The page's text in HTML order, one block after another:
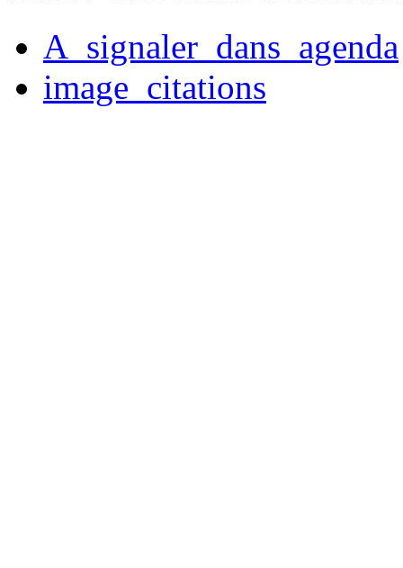
A_signaler_dans_agenda
image_citations